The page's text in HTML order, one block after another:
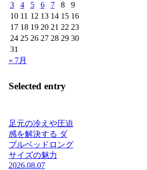
3
4 5 6 7 8
9
10 11 12 13 14 15 16
17 18 19 20 21 22 23
24 25 26 27 28 29 30
31
« 7月
Selected entry
足元の冷えや圧迫
感を解決する ダ
ブルベッドロング
サイズの魅力
2026.08.07